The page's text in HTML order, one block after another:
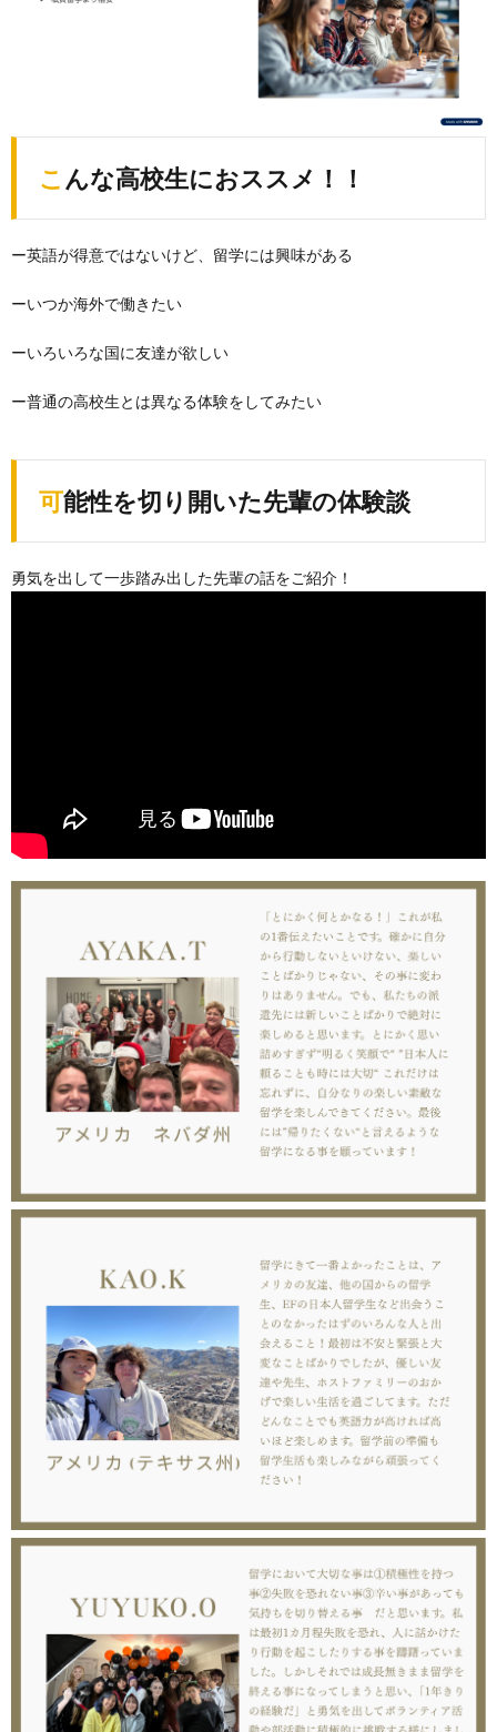
こんな高校生におススメ！！
ー英語が得意ではないけど、留学には興味がある
ーいつか海外で働きたい
ーいろいろな国に友達が欲しい
ー普通の高校生とは異なる体験をしてみたい
可能性を切り開いた先輩の体験談
勇気を出して一歩踏み出した先輩の話をご紹介！